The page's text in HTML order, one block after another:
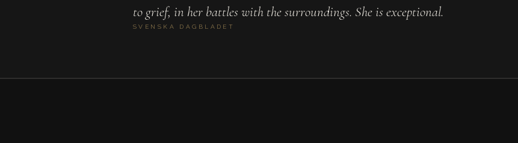
to grief, in her battles with the surroundings. She is exceptional.
SVENSKA DAGBLADET